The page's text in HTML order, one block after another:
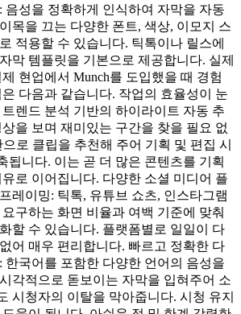
음성을 정확하게 인식하여 자막을 자동
목을 끄는 다양한 폰트, 색상, 이모지 스
적용할 수 있습니다. 틱톡이나 릴스에
막 템플릿을 기본으로 제공합니다. 실제
현업에서 Munch를 도입했을 때 경험
다음과 같습니다. 작업의 효율성이 눈
렌드 분석 기반의 하이라이트 자동 추
을 보며 재미있는 구간을 찾을 필요 없
로 클립을 추천해 주어 기획 및 편집 시
됩니다. 이는 곧 더 많은 콘텐츠를 기획
로 이어집니다. 다양한 소셜 미디어 플
레이밍: 틱톡, 유튜브 쇼츠, 인스타그램
구하는 화면 비율과 여백 기준에 맞춰
할 수 있습니다. 플랫폼별로 일일이 다
어 매우 편리합니다. 빠르고 정확한 다
한국어를 포함한 다양한 언어의 음성을
각적으로 돋보이는 자막을 입혀주어 소
시청자의 이탈을 막아줍니다. 시청 유지